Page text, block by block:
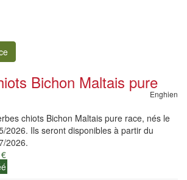
Bichon Maltais pure
Enghien
chiots Bichon Maltais pure race, nés le
2026. Ils seront disponibles à partir du
2026.